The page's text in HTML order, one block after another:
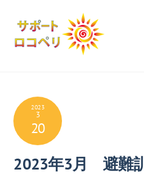
content
2023
3
20
2023年3月 避難